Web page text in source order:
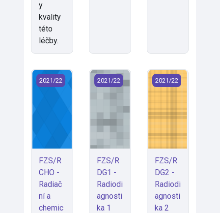
y
kvality
této
léčby.
FZS/RCHO - Radiační a chemická ochrana (2021)
2021/22
FZS/R
CHO -
Radiač
ní a
chemic
FZS/RDG1 - Radiodiagnostika 1
2021/22
FZS/R
DG1 -
Radiodi
agnosti
ka 1
FZS/RDG2 -
2021/22
FZS/R
DG2 -
Radiodi
agnosti
ka 2